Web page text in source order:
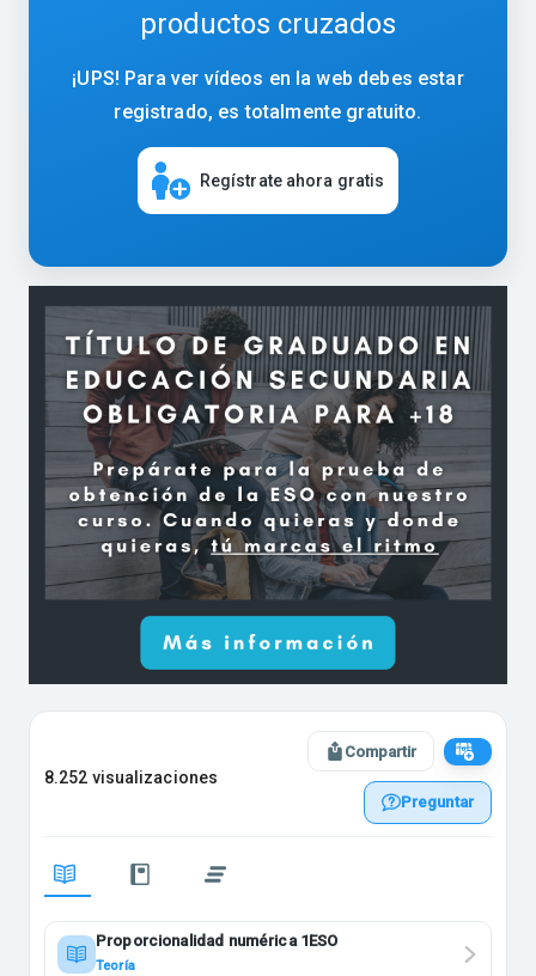
productos cruzados
¡UPS! Para ver vídeos en la web debes estar
registrado, es totalmente gratuito.
Regístrate ahora gratis
8.252 visualizaciones
Compartir
Preguntar
Proporcionalidad numérica 1ESO
Teoría